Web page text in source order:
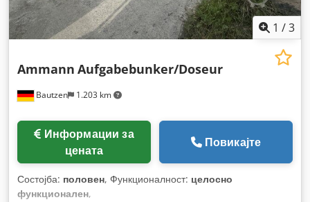
1 /3
Bautzen 1.203 km
Ammann Aufgabebunker/Doseur
цената
Повикајте
Состојба: половен, Функционалност: целосно
функционален,